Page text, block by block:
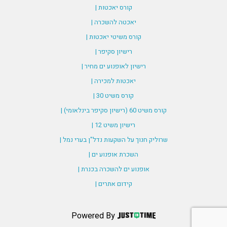
קורס יאכטות |
יאכטה להשכרה |
קורס משיטי יאכטות |
רישיון סקיפר |
רישיון לאופנוע ים מחיר |
יאכטות למכירה |
קורס משיט 30 |
קורס משיט 60 (רישיון סקיפר בינלאומי) |
רישיון משיט 12 |
שרוליק חנוך על השקעות נדל"ן בערי נמל |
השכרת אופנוע ים |
אופנוע ים להשכרה בכנרת |
קידום אתרים |
Powered By